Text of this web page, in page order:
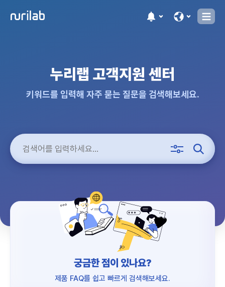
누리랩 고객지원 센터
키워드를 입력해 자주 묻는 질문을 검색해보세요.
궁금한 점이 있나요?
제품 FAQ를 쉽고 빠르게 검색해보세요.